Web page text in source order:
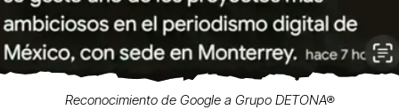
Reconocimiento de Google a Grupo DETONA®